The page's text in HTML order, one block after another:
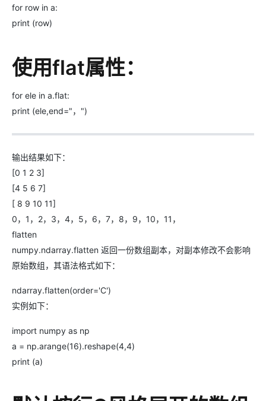
for row in a:
print (row)
使用flat属性：
for ele in a.flat:
print (ele,end="，")
输出结果如下：
[0 1 2 3]
[4 5 6 7]
[ 8 9 10 11]
0，1，2，3，4，5，6，7，8，9，10，11，
flatten
numpy.ndarray.flatten 返回一份数组副本，对副本修改不会影响
原始数组，其语法格式如下：
ndarray.flatten(order='C')
实例如下：
import numpy as np
a = np.arange(16).reshape(4,4)
print (a)